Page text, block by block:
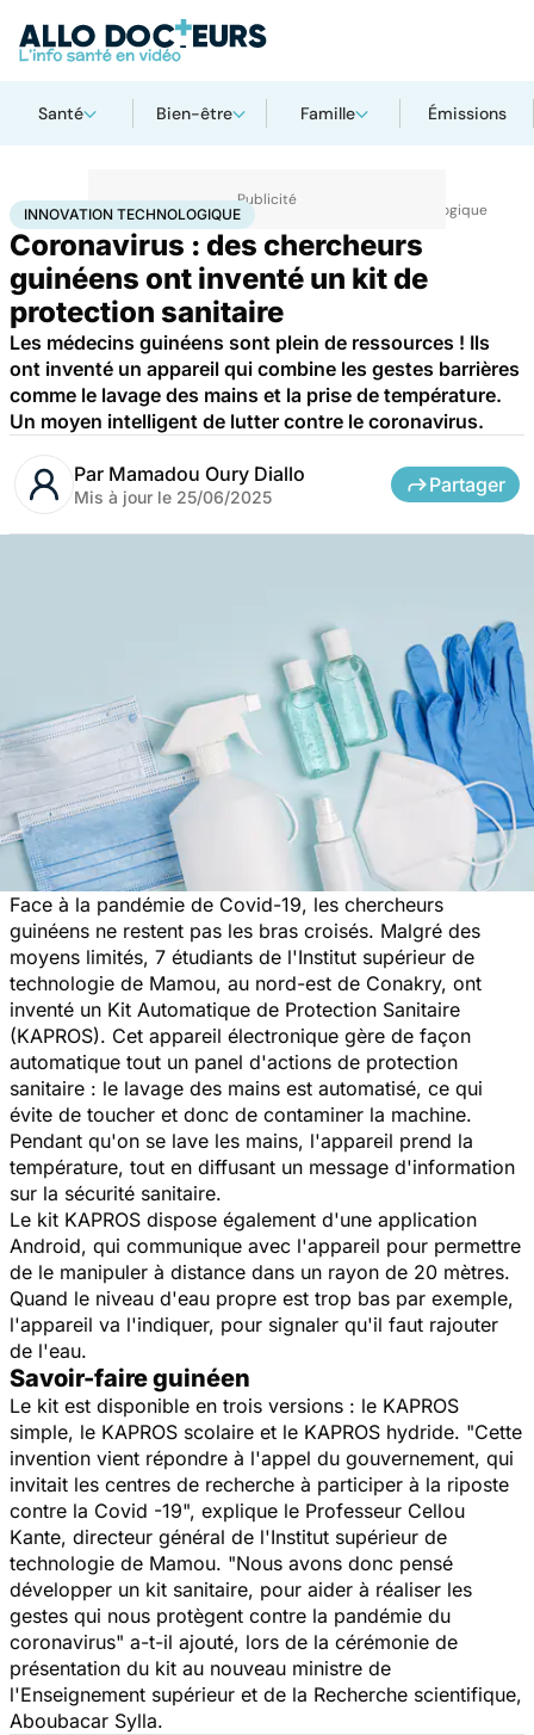
Santé Bien-être Famille Émissions
AccueilSantéMaladiesMaladies infectieuses Innovation technologique
INNOVATION TECHNOLOGIQUE
Coronavirus : des chercheurs
guinéens ont inventé un kit de
protection sanitaire
Les médecins guinéens sont plein de ressources ! Ils
ont inventé un appareil qui combine les gestes barrières
comme le lavage des mains et la prise de température.
Un moyen intelligent de lutter contre le coronavirus.
Par Mamadou Oury Diallo
Mis à jour le 25/06/2025
Partager
Face à la pandémie de Covid-19, les chercheurs
guinéens ne restent pas les bras croisés. Malgré des
moyens limités, 7 étudiants de l'Institut supérieur de
technologie de Mamou, au nord-est de Conakry, ont
inventé un Kit Automatique de Protection Sanitaire
(KAPROS). Cet appareil électronique gère de façon
automatique tout un panel d'actions de protection
sanitaire : le lavage des mains est automatisé, ce qui
évite de toucher et donc de contaminer la machine.
Pendant qu'on se lave les mains, l'appareil prend la
température, tout en diffusant un message d'information
sur la sécurité sanitaire.
Le kit KAPROS dispose également d'une application
Android, qui communique avec l'appareil pour permettre
de le manipuler à distance dans un rayon de 20 mètres.
Quand le niveau d'eau propre est trop bas par exemple,
l'appareil va l'indiquer, pour signaler qu'il faut rajouter
de l'eau.
Savoir-faire guinéen
Le kit est disponible en trois versions : le KAPROS
simple, le KAPROS scolaire et le KAPROS hydride. "Cette
invention vient répondre à l'appel du gouvernement, qui
invitait les centres de recherche à participer à la riposte
contre la Covid -19", explique le Professeur Cellou
Kante, directeur général de l'Institut supérieur de
technologie de Mamou. "Nous avons donc pensé
développer un kit sanitaire, pour aider à réaliser les
gestes qui nous protègent contre la pandémie du
coronavirus" a-t-il ajouté, lors de la cérémonie de
présentation du kit au nouveau ministre de
l'Enseignement supérieur et de la Recherche scientifique,
Aboubacar Sylla.